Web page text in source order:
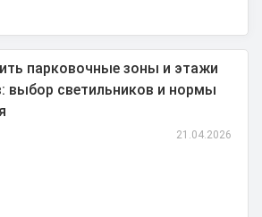
парковочные зоны и этажи
выбор светильников и нормы
21.04.2026